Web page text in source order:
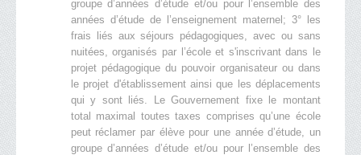
groupe d’années d’étude et/ou pour l’ensemble des
années d’étude de l’enseignement maternel; 3° les
frais liés aux séjours pédagogiques, avec ou sans
nuitées, organisés par l’école et s'inscrivant dans le
projet pédagogique du pouvoir organisateur ou dans
le projet d'établissement ainsi que les déplacements
qui y sont liés. Le Gouvernement fixe le montant
total maximal toutes taxes comprises qu’une école
peut réclamer par élève pour une année d’étude, un
groupe d’années d’étude et/ou pour l’ensemble des